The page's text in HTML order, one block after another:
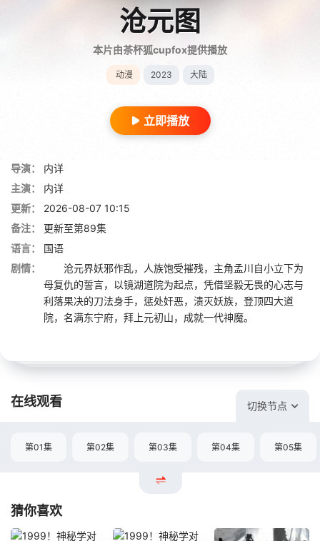
沧元图
本片由茶杯狐cupfox提供播放
动漫 2023 大陆
立即播放
导演：
内详
主演：
内详
更新：
2026-08-07 10:15
备注：
更新至第89集
语言：
国语
剧情：
沧元界妖邪作乱，人族饱受摧残，主角孟川自小立下为
母复仇的誓言，以镜湖道院为起点，凭借坚毅无畏的心志与
利落果决的刀法身手，惩处奸恶，溃灭妖族，登顶四大道
院，名满东宁府，拜上元初山，成就一代神魔。
在线观看 切换节点
第01集 第02集 第03集 第04集 第05集
猜你喜欢